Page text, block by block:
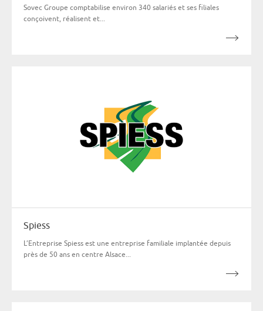
Sovec Groupe comptabilise environ 340 salariés et ses filiales
conçoivent, réalisent et...
Spiess
L’Entreprise Spiess est une entreprise familiale implantée depuis
près de 50 ans en centre Alsace...